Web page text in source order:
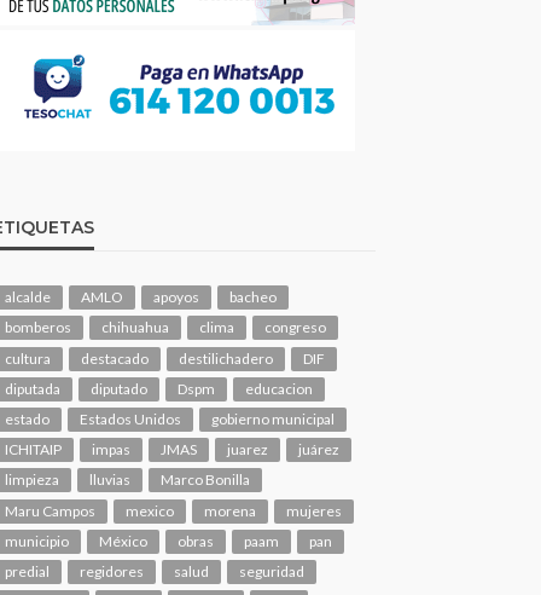
alcalde AMLO apoyos
bacheo
bomberos
chihuahua clima
congreso
cultura
destacado destilichadero
DIF
diputada
diputado Dspm
educacion
estado
Estados Unidos
gobierno municipal
ICHITAIP
impas JMAS juarez
juárez
limpieza
lluvias
Marco Bonilla
Maru Campos
mexico morena
mujeres
municipio
México obras paam
pan
predial
regidores salud
seguridad